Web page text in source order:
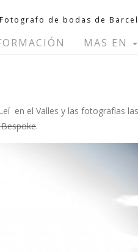
Fotografo de bodas de
MAS EN
en el Valles y las fotografìas
.